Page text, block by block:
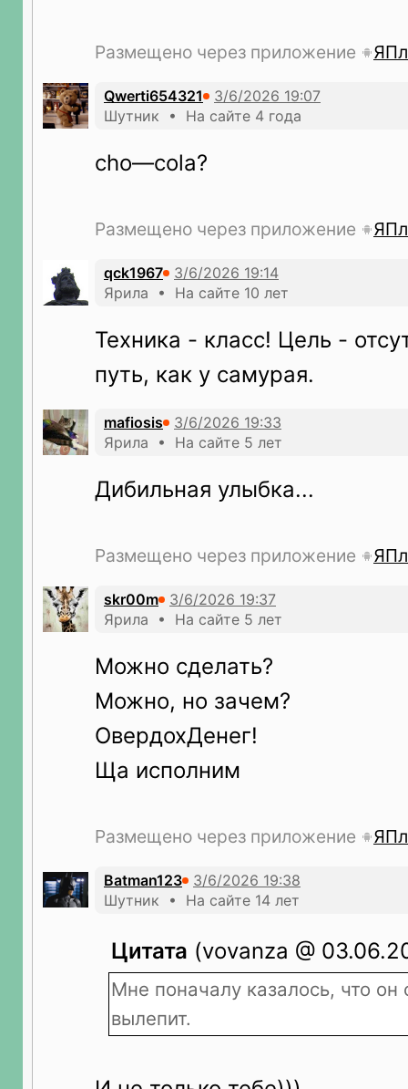
Размещено через приложение
Qwerti654321
Шутник • На сайте 4 года
cho—cola?
Размещено через приложение
qck1967
Ярила • На сайте 10 лет
Техника - класс! Цель -
путь, как у самурая.
mafiosis
Ярила • На сайте 5 лет
Дибильная улыбка...
Размещено через приложение
skr00m
Ярила • На сайте 5 лет
Можно сделать?
Можно, но зачем?
ОвердохДенег!
Ща исполним
Размещено через приложение
Batman123
Шутник • На сайте 14 лет
Цитата (vovanza @
Мне поначалу казалось, что он
вылепит.